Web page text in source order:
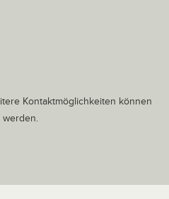
Kontaktmöglichkeiten können